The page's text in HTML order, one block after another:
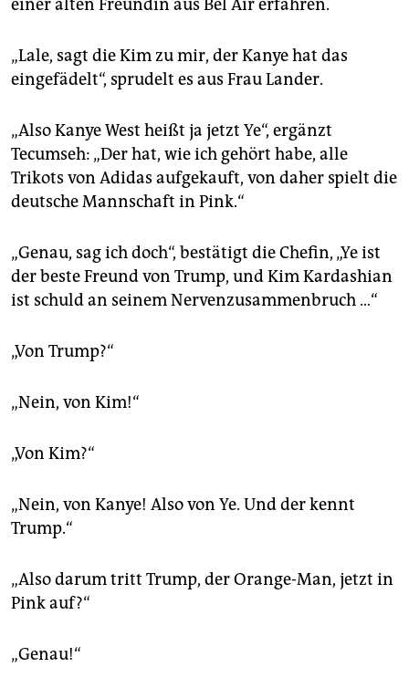
einer alten Freundin aus Bel Air erfahren.
„Lale, sagt die Kim zu mir, der Kan­ye hat das
eingefädelt“, sprudelt es aus Frau Lander.
„Also Kanye West heißt ja jetzt Ye“, ergänzt
Tecumseh: „Der hat, wie ich gehört habe, alle
Trikots von Adidas aufgekauft, von daher spielt die
deutsche Mannschaft in Pink.“
„Genau, sag ich doch“, bestätigt die Chefin, „Ye ist
der beste Freund von Trump, und Kim Kardashian
ist schuld an seinem Nervenzusammenbruch …“
„Von Trump?“
„Nein, von Kim!“
„Von Kim?“
„Nein, von Kanye! Also von Ye. Und der kennt
Trump.“
„Also darum tritt Trump, der Orange-Man, jetzt in
Pink auf?“
„Genau!“